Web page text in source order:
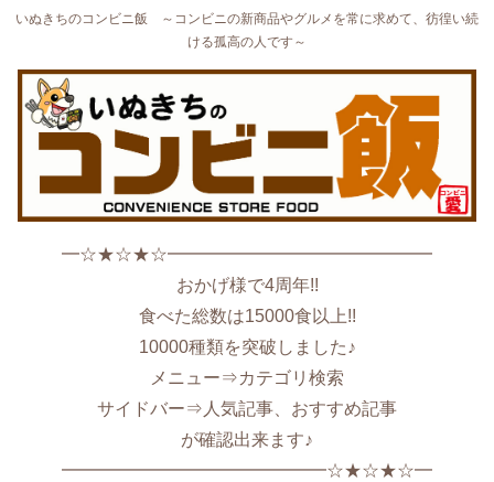
いぬきちのコンビニ飯 ～コンビニの新商品やグルメを常に求めて、彷徨い続
ける孤高の人です～
━☆★☆★☆━━━━━━━━━━━━━━━
おかげ様で4周年!!
食べた総数は15000食以上!!
10000種類を突破しました♪
メニュー⇒カテゴリ検索
サイドバー⇒人気記事、おすすめ記事
が確認出来ます♪
━━━━━━━━━━━━━━━☆★☆★☆━